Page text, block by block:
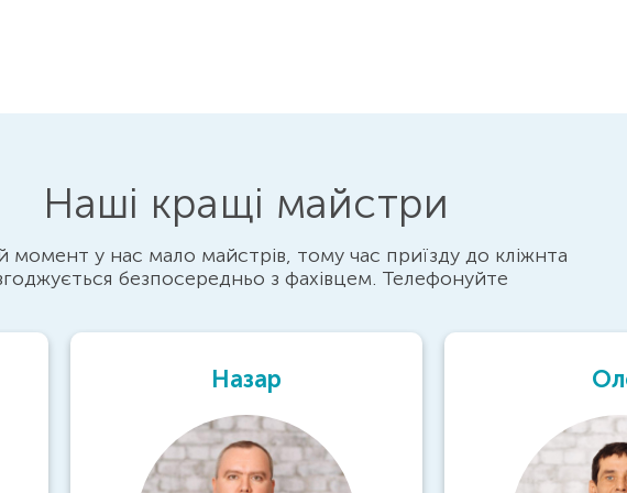
Наші кращі майстри
момент у нас мало майстрів, тому час приїзду до кліжнта
безпосередньо з фахівцем. Телефонуйте
Назар